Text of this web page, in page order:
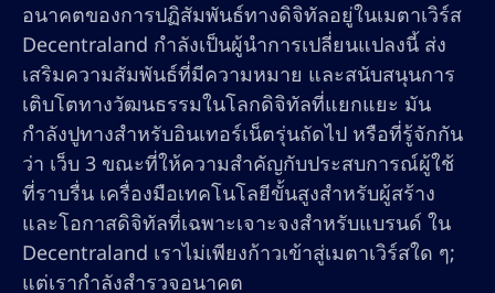
อนาคตของการปฏิสัมพันธ์ทางดิจิทัลอยู่ในเมตาเวิร์ส
Decentraland กำลังเป็นผู้นำการเปลี่ยนแปลงนี้ ส่ง
เสริมความสัมพันธ์ที่มีความหมาย และสนับสนุนการ
เติบโตทางวัฒนธรรมในโลกดิจิทัลที่แยกแยะ มัน
กำลังปูทางสำหรับอินเทอร์เน็ตรุ่นถัดไป หรือที่รู้จักกัน
ว่า เว็บ 3 ขณะที่ให้ความสำคัญกับประสบการณ์ผู้ใช้
ที่ราบรื่น เครื่องมือเทคโนโลยีขั้นสูงสำหรับผู้สร้าง
และโอกาสดิจิทัลที่เฉพาะเจาะจงสำหรับแบรนด์ ใน
Decentraland เราไม่เพียงก้าวเข้าสู่เมตาเวิร์สใด ๆ;
แต่เรากำลังสำรวจอนาคต